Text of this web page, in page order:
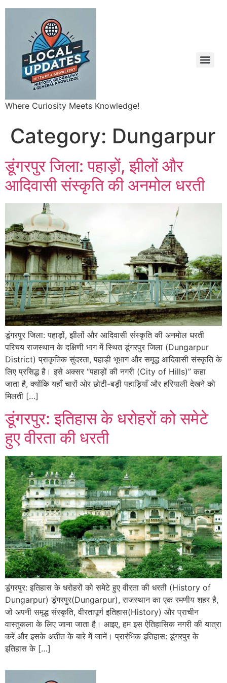
Where Curiosity Meets Knowledge!
Category: Dungarpur
डूंगरपुर जिला: पहाड़ों, झीलों और
आदिवासी संस्कृति की अनमोल धरती
डूंगरपुर जिला: पहाड़ों, झीलों और आदिवासी संस्कृति की अनमोल धरती
परिचय राजस्थान के दक्षिणी भाग में स्थित डूंगरपुर जिला (Dungarpur
District) प्राकृतिक सुंदरता, पहाड़ी भूभाग और समृद्ध आदिवासी संस्कृति के
लिए प्रसिद्ध है। इसे अक्सर “पहाड़ों की नगरी (City of Hills)” कहा
जाता है, क्योंकि यहाँ चारों ओर छोटी-बड़ी पहाड़ियाँ और हरियाली देखने को
मिलती […]
डूंगरपुर: इतिहास के धरोहरों को समेटे
हुए वीरता की धरती
डूंगरपुर: इतिहास के धरोहरों को समेटे हुए वीरता की धरती (History of
Dungarpur) डूंगरपुर(Dungarpur), राजस्थान का एक रमणीय शहर है,
जो अपनी समृद्ध संस्कृति, वीरतापूर्ण इतिहास(History) और प्राचीन
वास्तुकला के लिए जाना जाता है। आइए, हम इस ऐतिहासिक नगरी की यात्रा
करें और इसके अतीत के बारे में जानें। प्रारंभिक इतिहास: डूंगरपुर के
इतिहास के […]